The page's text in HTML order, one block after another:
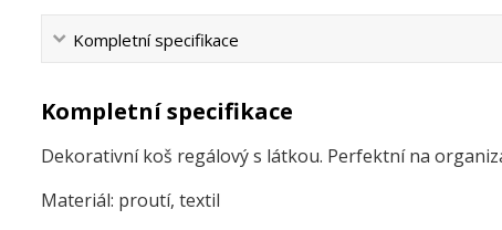
Kompletní specifikace
Kompletní specifikace
Dekorativní koš regálový s látkou. Perfektní na
Materiál: proutí, textil